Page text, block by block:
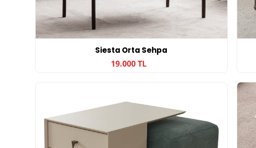
Siesta Orta Sehpa
19.000 TL